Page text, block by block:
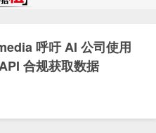
呼吁 AI 公司使用
合规获取数据